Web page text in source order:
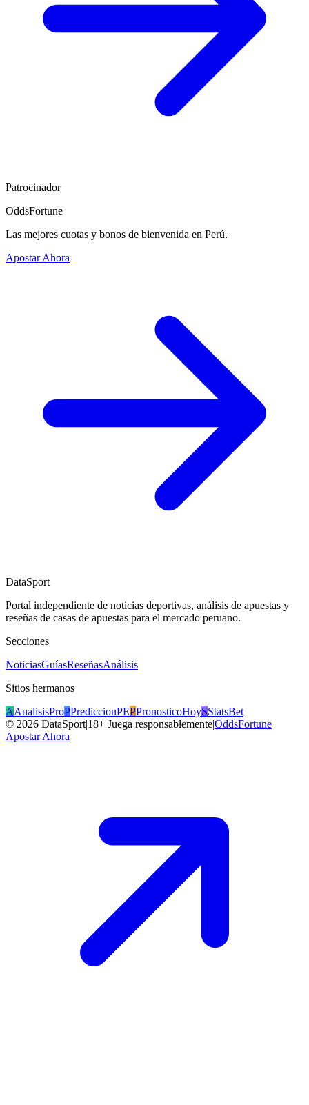
Patrocinador
OddsFortune
Las mejores cuotas y bonos de bienvenida en Perú.
Apostar Ahora
DataSport
Portal independiente de noticias deportivas, análisis de apuestas y
reseñas de casas de apuestas para el mercado peruano.
Secciones
NoticiasGuíasReseñasAnálisis
Sitios hermanos
AAnalisisProPPrediccionPEPPronosticoHoySStatsBet
© 2026 DataSport|18+ Juega responsablemente|OddsFortune
Apostar Ahora